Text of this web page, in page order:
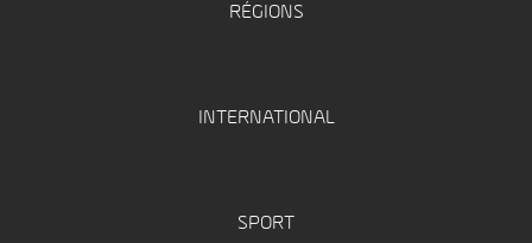
RÉGIONS
INTERNATIONAL
SPORT